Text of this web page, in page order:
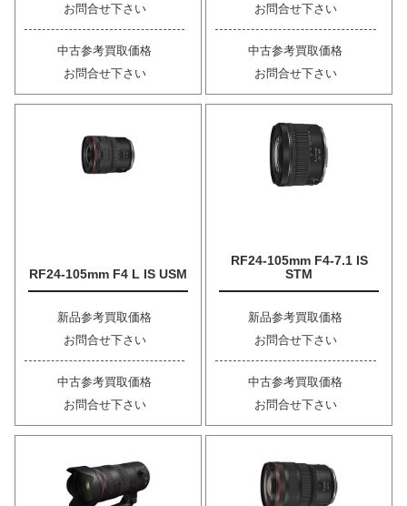
お問合せ下さい
中古参考買取価格
お問合せ下さい
お問合せ下さい
中古参考買取価格
お問合せ下さい
RF24-105mm F4 L IS USM
新品参考買取価格
お問合せ下さい
中古参考買取価格
お問合せ下さい
RF24-105mm F4-7.1 IS
STM
新品参考買取価格
お問合せ下さい
中古参考買取価格
お問合せ下さい